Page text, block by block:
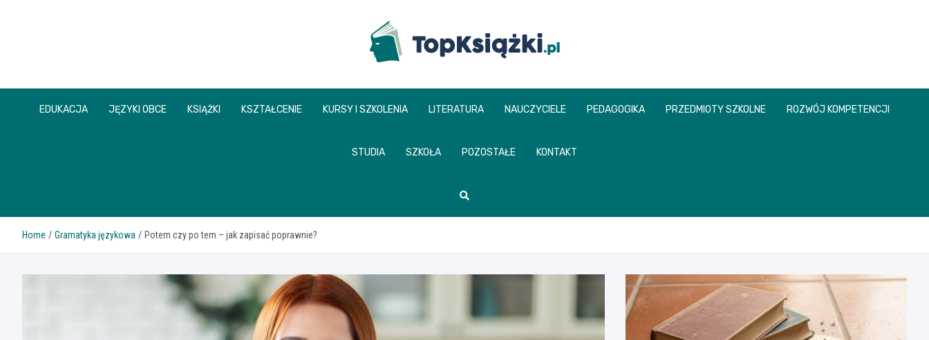
www.topksiazki.pl
EDUKACJA JĘZYKI OBCE KSIĄŻKI KSZTAŁCENIE KURSY I SZKOLENIA LITERATURA NAUCZYCIELE PEDAGOGIKA PRZEDMIOTY SZKOLNE ROZWÓJ KOMPETENCJI
STUDIA SZKOŁA POZOSTAŁE KONTAKT
Home Gramatyka językowa Potem czy po tem – jak zapisać poprawnie?